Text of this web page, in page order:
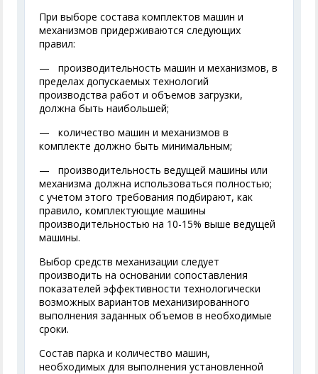
При выборе состава комплектов машин и
механизмов придерживаются следующих
правил:
— производительность машин и механизмов, в
пределах допускаемых технологий
производства работ и объемов загрузки,
должна быть наибольшей;
— количество машин и механизмов в
комплекте должно быть минимальным;
— производительность ведущей машины или
механизма должна использоваться полностью;
с учетом этого требования подбирают, как
правило, комплектующие машины
производительностью на 10-15% выше ведущей
машины.
Выбор средств механизации следует
производить на основании сопоставления
показателей эффективности технологически
возможных вариантов механизированного
выполнения заданных объемов в необходимые
сроки.
Состав парка и количество машин,
необходимых для выполнения установленной